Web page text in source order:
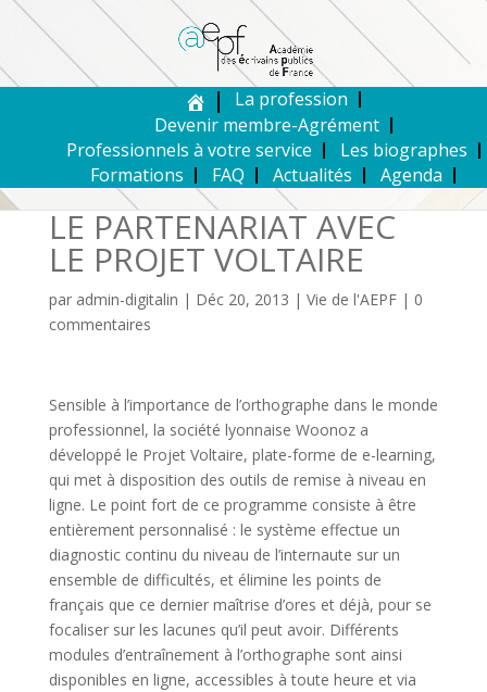
La profession
Devenir membre-Agrément
Professionnels à votre service
Les biographes
Formations
FAQ Actualités Agenda
LE PARTENARIAT AVEC
LE PROJET VOLTAIRE
par admin-digitalin | Déc 20, 2013 | Vie de l'AEPF| 0
commentaires
Sensible à l’importance de l’orthographe dans le monde
professionnel, la société lyonnaise Woonoz a
développé le Projet Voltaire, plate-forme de e-learning,
qui met à disposition des outils de remise à niveau en
ligne. Le point fort de ce programme consiste à être
entièrement personnalisé : le système effectue un
diagnostic continu du niveau de l’internaute sur un
ensemble de difficultés, et élimine les points de
français que ce dernier maîtrise d’ores et déjà, pour se
focaliser sur les lacunes qu’il peut avoir. Différents
modules d’entraînement à l’orthographe sont ainsi
disponibles en ligne, accessibles à toute heure et via